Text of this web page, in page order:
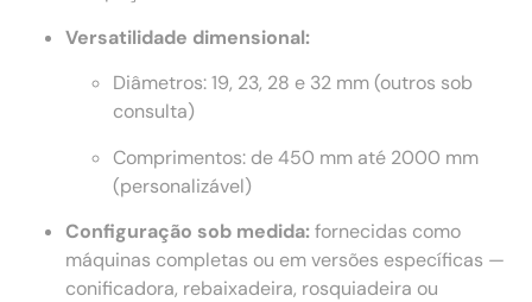
Versatilidade dimensional:
Diâmetros: 19, 23, 28 e 32 mm (outros sob
consulta)
Comprimentos: de 450 mm até 2000 mm
(personalizável)
Configuração sob medida:fornecidas como
máquinas completas ou em versões específicas —
conificadora, rebaixadeira, rosquiadeira ou